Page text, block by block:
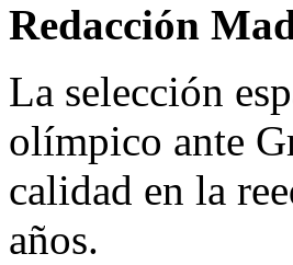
Redacción
La selección
olímpico ante
calidad en la
años.